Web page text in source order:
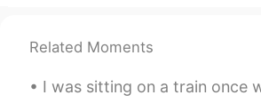
@Nnnnnnそうなんですね
Nnnnnn
Related Moments
I was sitting on a train once when I noticed this mobile phone on